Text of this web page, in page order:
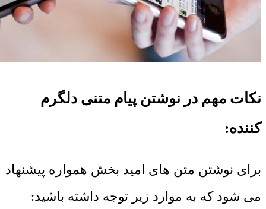
نکات مهم در نوشتن پیام متنی دلگرم
کننده:
برای نوشتن متن های امید بخش همواره پیشنهاد
می شود که به موارد زیر توجه داشته باشید: